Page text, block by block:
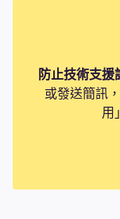
防止技術支援
或發送簡訊
用